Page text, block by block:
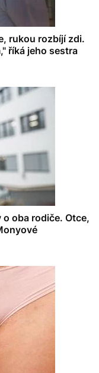
rukou rozbíjí zdi.
říká jeho sestra
oba rodiče. Otce,